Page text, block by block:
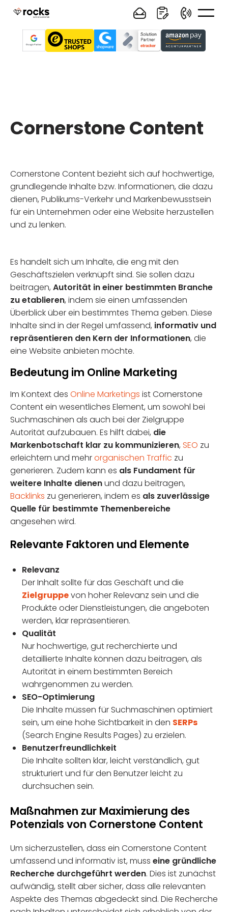
Cornerstone Content
Cornerstone Content bezieht sich auf hochwertige,
grundlegende Inhalte bzw. Informationen, die dazu
dienen, Publikums-Verkehr und Markenbewusstsein
für ein Unternehmen oder eine Website herzustellen
und zu lenken.
Es handelt sich um Inhalte, die eng mit den
Geschäftszielen verknüpft sind. Sie sollen dazu
beitragen, Autorität in einer bestimmten Branche
zu etablieren, indem sie einen umfassenden
Überblick über ein bestimmtes Thema geben. Diese
Inhalte sind in der Regel umfassend, informativ und
repräsentieren den Kern der Informationen, die
eine Website anbieten möchte.
Bedeutung im Online Marketing
Im Kontext des Online Marketings ist Cornerstone
Content ein wesentliches Element, um sowohl bei
Suchmaschinen als auch bei der Zielgruppe
Autorität aufzubauen. Es hilft dabei, die
Markenbotschaft klar zu kommunizieren, SEO zu
erleichtern und mehrorganischen Traffic zu
generieren. Zudem kann es als Fundament für
weitere Inhalte dienenund dazu beitragen,
Backlinks zu generieren, indem es als zuverlässige
Quelle für bestimmte Themenbereiche
angesehen wird.
Relevante Faktoren und Elemente
Relevanz
Der Inhalt sollte für das Geschäft und die
Zielgruppevon hoher Relevanz sein und die
Produkte oder Dienstleistungen, die angeboten
werden, klar repräsentieren.
Qualität
Nur hochwertige, gut recherchierte und
detaillierte Inhalte können dazu beitragen, als
Autorität in einem bestimmten Bereich
wahrgenommen zu werden.
SEO-Optimierung
Die Inhalte müssen für Suchmaschinen optimiert
sein, um eine hohe Sichtbarkeit in den SERPs
(Search Engine Results Pages) zu erzielen.
Benutzerfreundlichkeit
Die Inhalte sollten klar, leicht verständlich, gut
strukturiert und für den Benutzer leicht zu
durchsuchen sein.
Maßnahmen zur Maximierung des
Potenzials von Cornerstone Content
Um sicherzustellen, dass ein Cornerstone Content
umfassend und informativ ist, muss eine gründliche
Recherche durchgeführt werden. Dies ist zunächst
aufwändig, stellt aber sicher, dass alle relevanten
Aspekte des Themas abgedeckt sind. Die Recherche